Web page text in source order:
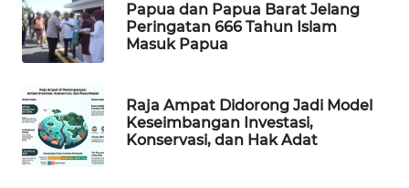
Papua dan Papua Barat Jelang
Peringatan 666 Tahun Islam
Masuk Papua
Raja Ampat Didorong Jadi Model
Keseimbangan Investasi,
Konservasi, dan Hak Adat
PORTAL
KONSUMEN
FORWAMKI
ALPERKLINAS